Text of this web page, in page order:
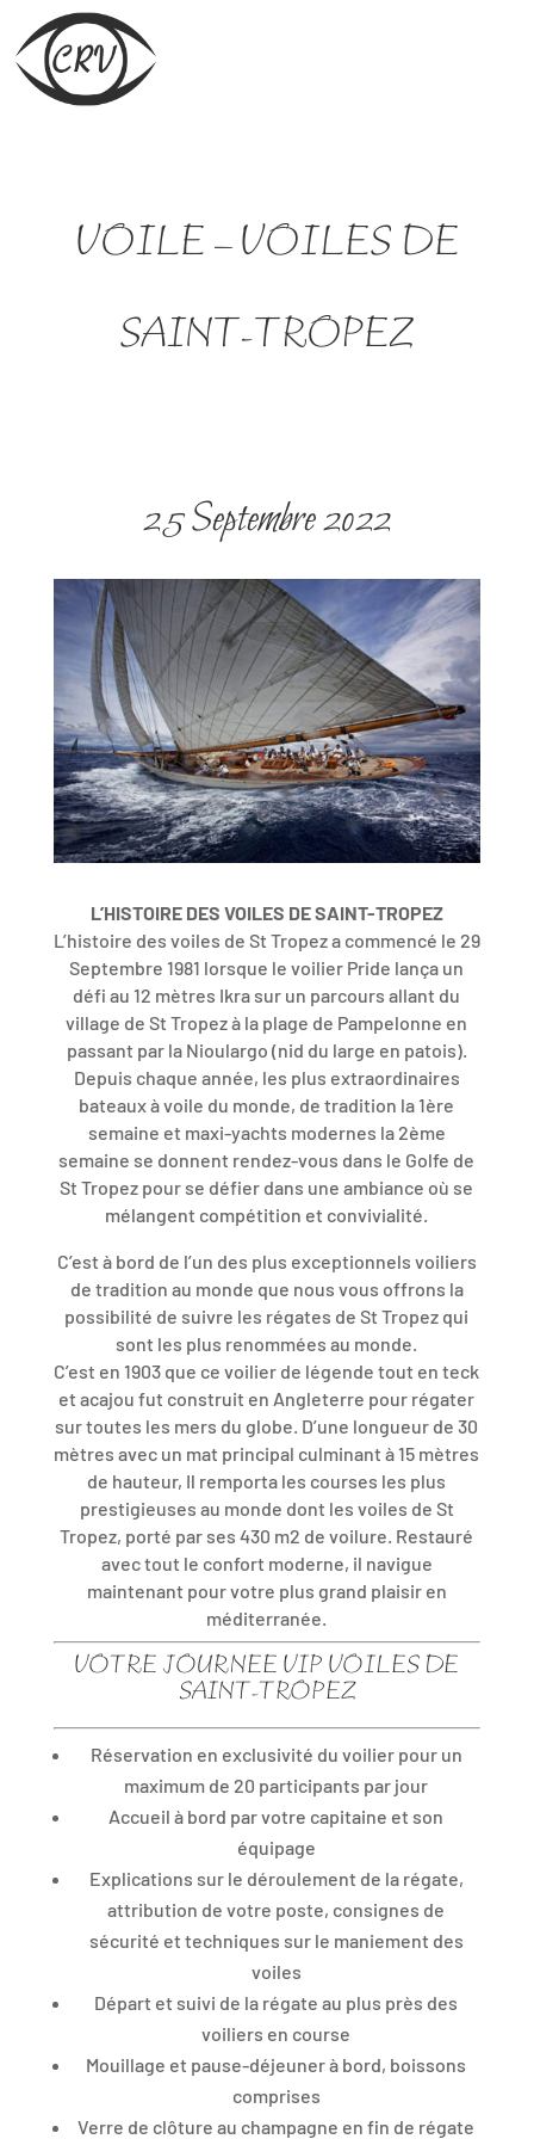
VOILE – VOILES DE
SAINT-TROPEZ
25 Septembre 2022
L’HISTOIRE DES VOILES DE SAINT-TROPEZ
L’histoire des voiles de St Tropez a commencé le 29
Septembre 1981 lorsque le voilier Pride lança un
défi au 12 mètres Ikra sur un parcours allant du
village de St Tropez à la plage de Pampelonne en
passant par la Nioulargo (nid du large en patois).
Depuis chaque année, les plus extraordinaires
bateaux à voile du monde, de tradition la 1ère
semaine et maxi-yachts modernes la 2ème
semaine se donnent rendez-vous dans le Golfe de
St Tropez pour se défier dans une ambiance où se
mélangent compétition et convivialité.
C’est à bord de l’un des plus exceptionnels voiliers
de tradition au monde que nous vous offrons la
possibilité de suivre les régates de St Tropez qui
sont les plus renommées au monde.
C’est en 1903 que ce voilier de légende tout en teck
et acajou fut construit en Angleterre pour régater
sur toutes les mers du globe. D’une longueur de 30
mètres avec un mat principal culminant à 15 mètres
de hauteur, Il remporta les courses les plus
prestigieuses au monde dont les voiles de St
Tropez, porté par ses 430 m2 de voilure. Restauré
avec tout le confort moderne, il navigue
maintenant pour votre plus grand plaisir en
méditerranée.
VOTRE JOURNEE VIP VOILES DE
SAINT-TROPEZ
Réservation en exclusivité du voilier pour un
maximum de 20 participants par jour
Accueil à bord par votre capitaine et son
équipage
Explications sur le déroulement de la régate,
attribution de votre poste, consignes de
sécurité et techniques sur le maniement des
voiles
Départ et suivi de la régate au plus près des
voiliers en course
Mouillage et pause-déjeuner à bord, boissons
comprises
Verre de clôture au champagne en fin de régate